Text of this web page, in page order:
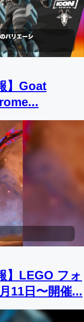
】Goat
】LEGO フォ
11日〜開催...